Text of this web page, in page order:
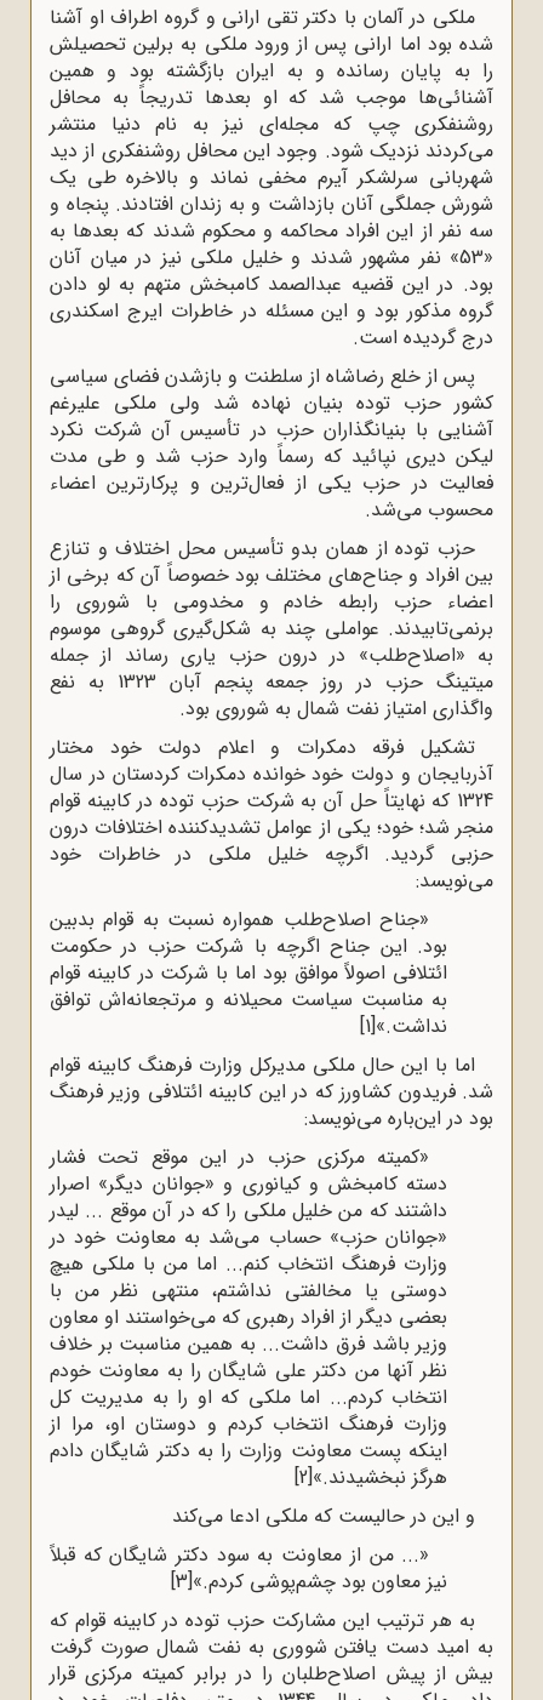
ملکی در آلمان با دکتر تقی ارانی و گروه اطراف او آشنا
شده بود اما ارانی پس از ورود ملکی به برلین تحصیلش
را به پایان رسانده و به ایران بازگشته بود و همین
آشنائی‌ها موجب شد که او بعدها تدریجاً به محافل
روشنفکری چپ که مجله‌ای نیز به نام دنیا منتشر
می‌کردند نزدیک شود. وجود این محافل روشنفکری از دید
شهربانی سرلشکر آیرم مخفی نماند و بالاخره طی یک
شورش جملگی آنان بازداشت و به زندان افتادند. پنجاه و
سه نفر از این افراد محاکمه و محکوم شدند که بعدها به
«53» نفر مشهور شدند و خلیل ملکی نیز در میان آنان
بود. در این قضیه عبدالصمد کامبخش متهم به لو دادن
گروه مذکور بود و این مسئله در خاطرات ایرج اسکندری
درج گردیده است.
پس از خلع رضاشاه از سلطنت و بازشدن فضای سیاسی
کشور حزب توده بنیان نهاده شد ولی ملکی علیرغم
آشنایی با بنیانگذاران حزب در تأسیس آن شرکت نکرد
لیکن دیری نپائید که رسماً وارد حزب شد و طی مدت
فعالیت در حزب یکی از فعال‌ترین و پرکارترین اعضاء
محسوب می‌شد.
حزب توده از همان بدو تأسیس محل اختلاف و تنازع
بین افراد و جناح‌های مختلف بود خصوصاً آن که برخی از
اعضاء حزب رابطه خادم و مخدومی با شوروی را
برنمی‌تابیدند. عواملی چند به شکل‌گیری گروهی موسوم
به «اصلاح‌طلب» در درون حزب یاری رساند از جمله
میتینگ حزب در روز جمعه پنجم آبان 1323 به نفع
واگذاری امتیاز نفت شمال به شوروی بود.
تشکیل فرقه دمکرات و اعلام دولت خود مختار
آذربایجان و دولت خود خوانده دمکرات کردستان در سال
1324 که نهایتاً حل آن به شرکت حزب توده در کابینه قوام
منجر شد؛ خود؛ یکی از عوامل تشدیدکننده اختلافات درون
حزبی گردید. اگرچه خلیل ملکی در خاطرات خود
می‌نویسد:
«جناح اصلاح‌طلب همواره نسبت به قوام بدبین
بود. این جناح اگرچه با شرکت حزب در حکومت
ائتلافی اصولاً موافق بود اما با شرکت در کابینه قوام
به مناسبت سیاست محیلانه و مرتجعانه‌اش توافق
نداشت.»[1]
اما با این حال ملکی مدیرکل وزارت فرهنگ کابینه قوام
شد. فریدون کشاورز که در این کابینه ائتلافی وزیر فرهنگ
بود در این‌باره می‌نویسد:
«کمیته مرکزی حزب در این موقع تحت فشار
دسته کامبخش و کیانوری و «جوانان دیگر» اصرار
داشتند که من خلیل ملکی را که در آن موقع ... لیدر
«جوانان حزب» حساب می‌شد به معاونت خود در
وزارت فرهنگ انتخاب کنم... اما من با ملکی هیچ
دوستی یا مخالفتی نداشتم، منتهی نظر من با
بعضی دیگر از افراد رهبری که می‌خواستند او معاون
وزیر باشد فرق داشت... به همین مناسبت بر خلاف
نظر آنها من دکتر علی شایگان را به معاونت خودم
انتخاب کردم... اما ملکی که او را به مدیریت کل
وزارت فرهنگ انتخاب کردم و دوستان او، مرا از
اینکه پست معاونت وزارت را به دکتر شایگان دادم
هرگز نبخشیدند.»[2]
و این در حالیست که ملکی ادعا می‌کند
«... من از معاونت به سود دکتر شایگان که قبلاً
نیز معاون بود چشم‌پوشی کردم.»[3]
به هر ترتیب این مشارکت حزب توده در کابینه قوام که
به امید دست یافتن شووری به نفت شمال صورت گرفت
بیش از پیش اصلاح‌طلبان را در برابر کمیته مرکزی قرار